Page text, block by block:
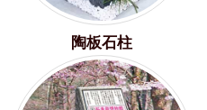
陶板石柱